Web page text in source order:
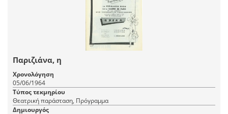
Παριζιάνα, η
Χρονολόγηση
05/06/1964
Τύπος τεκμηρίου
Θεατρική παράσταση, Πρόγραμμα
Δημιουργός